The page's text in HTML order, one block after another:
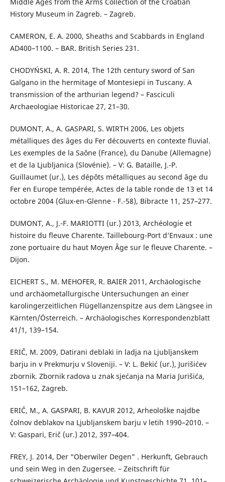
History Museum in Zagreb. – Zagreb.
CAMERON, E. A. 2000, Sheaths and Scabbards in England
AD400–1100. – BAR. British Series 231.
CHODYŃSKI, A. R. 2014, The 12th century sword of San
Galgano in the hermitage of Montesiepi in Tuscany. A
transmission of the arthurian legend? – Fasciculi
Archaeologiae Historicae 27, 21–30.
DUMONT, A., A. GASPARI, S. WIRTH 2006, Les objets
métalliques des âges du Fer découverts en contexte fluvial.
Les exemples de la Saône (France), du Danube (Allemagne)
et de la Ljubljanica (Slovénie). – V: G. Bataille, J.-P.
Guillaumet (ur.), Les dépôts métalliques au second âge du
Fer en Europe tempérée, Actes de la table ronde de 13 et 14
octobre 2004 (Glux-en-Glenne - F.-58), Bibracte 11, 257–277.
DUMONT, A., J.-F. MARIOTTI (ur.) 2013, Archéologie et
histoire du fleuve Charente. Taillebourg-Port d’Envaux : une
zone portuaire du haut Moyen Âge sur le fleuve Charente. –
Dijon.
EICHERT S., M. MEHOFER, R. BAIER 2011, Archäologische
und archäometallurgische Untersuchungen an einer
karolingerzeitlichen Flügellanzenspitze aus dem Längsee in
Kärnten/Österreich. – Archäologisches Korrespondenzblatt
41/1, 139–154.
ERIČ, M. 2009, Datirani deblaki in ladja na Ljubljanskem
barju in v Prekmurju v Sloveniji. – V: L. Bekić (ur.), Jurišićev
zbornik. Zbornik radova u znak sjećanja na Maria Jurišića,
151–162, Zagreb.
ERIČ, M., A. GASPARI, B. KAVUR 2012, Arheološke najdbe
čolnov deblakov na Ljubljanskem barju v letih 1990–2010. –
V: Gaspari, Erič (ur.) 2012, 397–404.
FREY, J. 2014, Der “Oberwiler Degen” . Herkunft, Gebrauch
und sein Weg in den Zugersee. – Zeitschrift für